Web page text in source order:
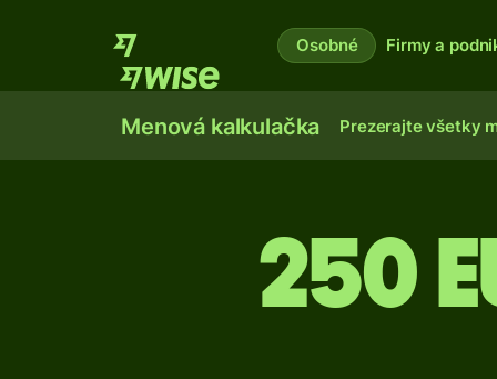
Osobné Firmy a
Menová kalkulačka Prezerajte všetky
250